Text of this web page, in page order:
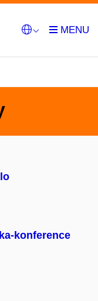
konference